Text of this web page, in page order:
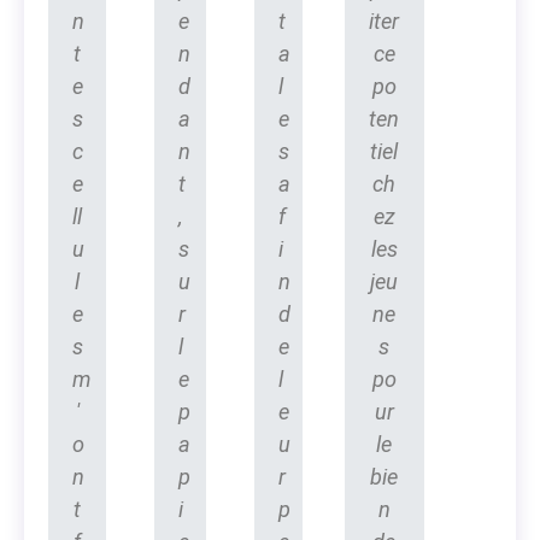
n
t
e
s
c
e
ll
u
l
e
s
m
'
o
n
t
e
n
d
a
n
t
,
s
u
r
l
e
p
a
p
i
t
a
l
e
s
a
f
i
n
d
e
l
e
u
r
p
iter
ce
po
ten
tiel
ch
ez
les
jeu
ne
s
po
ur
le
bie
n